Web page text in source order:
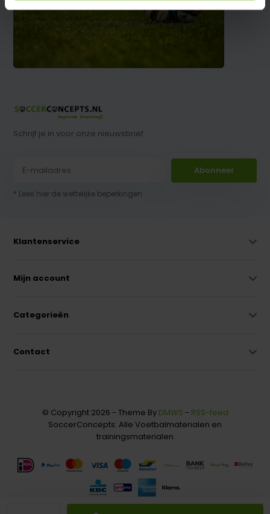
Schrijf je in voor onze nieuwsbrief
Abonneer
* Lees hier de wettelijke beperkingen
Klantenservice
Mijn account
Categorieën
Contact
© Copyright 2026 - Theme By DMWS - RSS-feed
SoccerConcepts: Alle Voetbalmaterialen en
trainingsmaterialen